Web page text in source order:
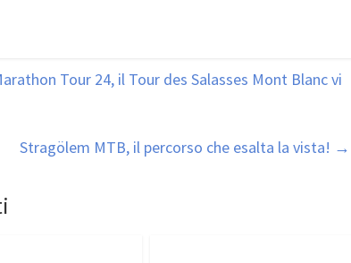
Tour 24, il Tour des Salasses Mont Blanc vi
Stragölem MTB, il percorso che esalta la vista! →